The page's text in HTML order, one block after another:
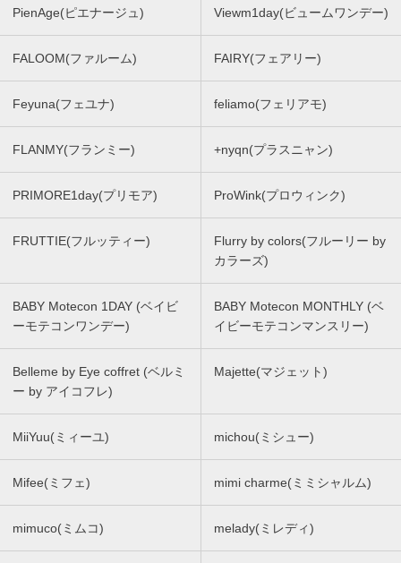
PienAge(ピエナージュ) Viewm1day(ビュームワンデー)
FALOOM(ファルーム) FAIRY(フェアリー)
Feyuna(フェユナ) feliamo(フェリアモ)
FLANMY(フランミー) +nyqn(プラスニャン)
PRIMORE1day(プリモア) ProWink(プロウィンク)
FRUTTIE(フルッティー)
Flurry by colors(フルーリー by
カラーズ)
BABY Motecon 1DAY (ベイビ
ーモテコンワンデー)
BABY Motecon MONTHLY (ベ
イビーモテコンマンスリー)
Belleme by Eye coffret (ベルミ
ー by アイコフレ)
Majette(マジェット)
MiiYuu(ミィーユ) michou(ミシュー)
Mifee(ミフェ) mimi charme(ミミシャルム)
mimuco(ミムコ) melady(ミレディ)